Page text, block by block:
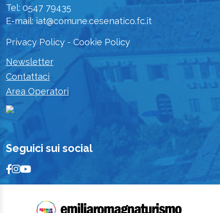
Tel: 0547 79435
E-mail: iat@comune.cesenatico.fc.it
Privacy Policy - Cookie Policy
Newsletter
Contattaci
Area Operatori
Seguici sui social